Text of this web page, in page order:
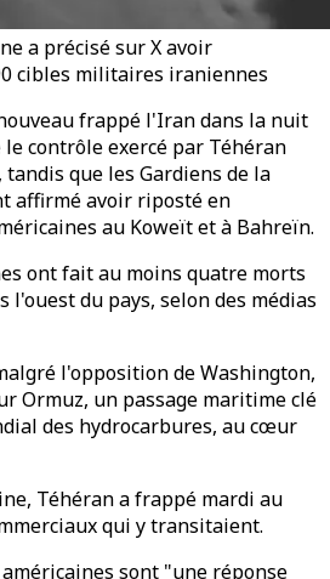
a précisé sur X avoir
cibles militaires iraniennes
frappé l'Iran dans la nuit
contrôle exercé par Téhéran
que les Gardiens de la
affirmé avoir riposté en
au Koweït et à Bahreïn.
ont fait au moins quatre morts
l'ouest du pays, selon des médias
l'opposition de Washington,
Ormuz, un passage maritime clé
des hydrocarbures, au cœur
Téhéran a frappé mardi au
qui y transitaient.
sont "une réponse